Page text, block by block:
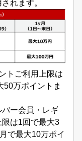
れます。
トご利用上限は
50万ポイントま
ー会員・レギ
限は1回で最大3
で最大10万ポイ